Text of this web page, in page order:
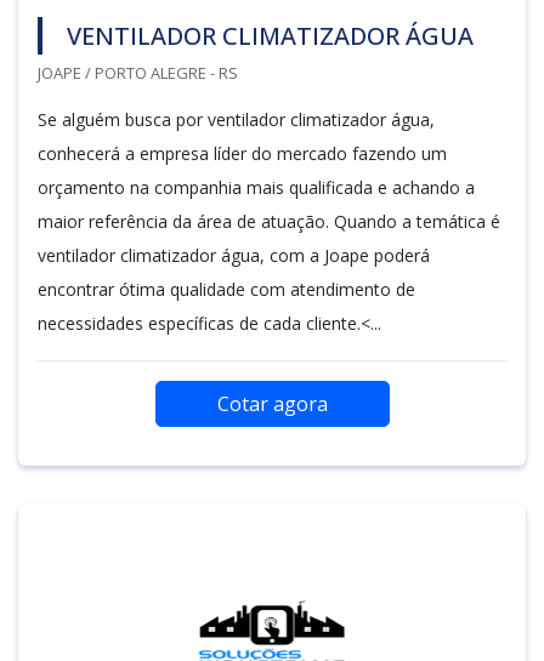
VENTILADOR CLIMATIZADOR ÁGUA
JOAPE / PORTO ALEGRE - RS
Se alguém busca por ventilador climatizador água,
conhecerá a empresa líder do mercado fazendo um
orçamento na companhia mais qualificada e achando a
maior referência da área de atuação. Quando a temática é
ventilador climatizador água, com a Joape poderá
encontrar ótima qualidade com atendimento de
necessidades específicas de cada cliente.<...
Cotar agora